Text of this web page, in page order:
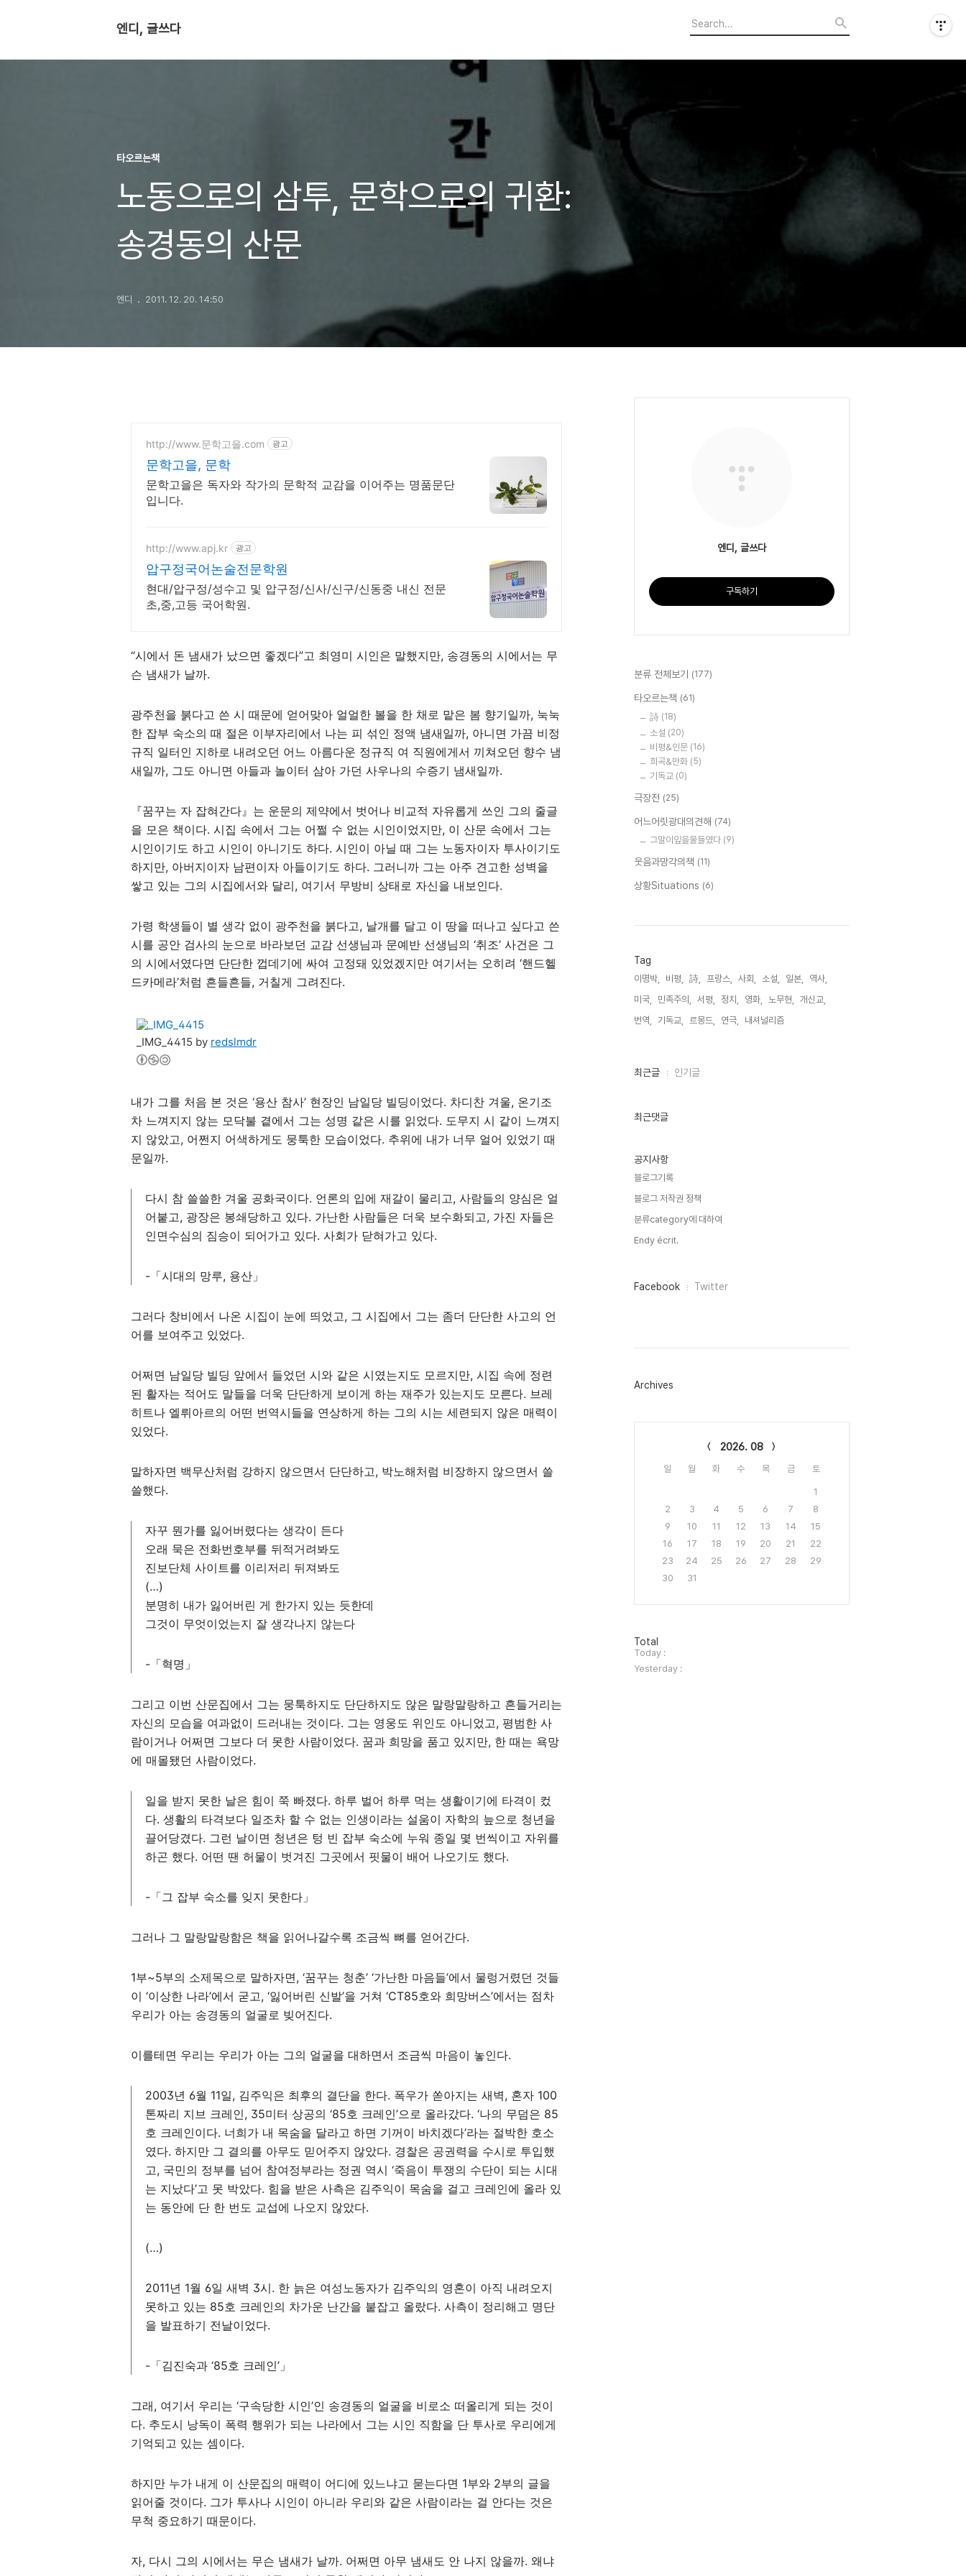
엔디, 글쓰다
타오르는책
노동으로의 삼투, 문학으로의 귀환:
송경동의 산문
엔디 2011. 12. 20. 14:50
http://www.문학고을.com 광고
문학고을, 문학
문학고을은 독자와 작가의 문학적 교감을 이어주는 명품문단
입니다.
http://www.apj.kr 광고
압구정국어논술전문학원
현대/압구정/성수고 및 압구정/신사/신구/신동중 내신 전문
초,중,고등 국어학원.
“시에서 돈 냄새가 났으면 좋겠다”고 최영미 시인은 말했지만, 송경동의 시에서는 무
슨 냄새가 날까.
광주천을 붉다고 쓴 시 때문에 얻어맞아 얼얼한 볼을 한 채로 맡은 봄 향기일까, 눅눅
한 잡부 숙소의 때 절은 이부자리에서 나는 피 섞인 정액 냄새일까, 아니면 가끔 비정
규직 일터인 지하로 내려오던 어느 아름다운 정규직 여 직원에게서 끼쳐오던 향수 냄
새일까, 그도 아니면 아들과 놀이터 삼아 가던 사우나의 수증기 냄새일까.
『꿈꾸는 자 잡혀간다』는 운문의 제약에서 벗어나 비교적 자유롭게 쓰인 그의 줄글
을 모은 책이다. 시집 속에서 그는 어쩔 수 없는 시인이었지만, 이 산문 속에서 그는
시인이기도 하고 시인이 아니기도 하다. 시인이 아닐 때 그는 노동자이자 투사이기도
하지만, 아버지이자 남편이자 아들이기도 하다. 그러니까 그는 아주 견고한 성벽을
쌓고 있는 그의 시집에서와 달리, 여기서 무방비 상태로 자신을 내보인다.
가령 학생들이 별 생각 없이 광주천을 붉다고, 날개를 달고 이 땅을 떠나고 싶다고 쓴
시를 공안 검사의 눈으로 바라보던 교감 선생님과 문예반 선생님의 ‘취조’ 사건은 그
의 시에서였다면 단단한 껍데기에 싸여 고정돼 있었겠지만 여기서는 오히려 ‘핸드헬
드카메라’처럼 흔들흔들, 거칠게 그려진다.
_IMG_4415 by redslmdr
내가 그를 처음 본 것은 ‘용산 참사’ 현장인 남일당 빌딩이었다. 차디찬 겨울, 온기조
차 느껴지지 않는 모닥불 곁에서 그는 성명 같은 시를 읽었다. 도무지 시 같이 느껴지
지 않았고, 어쩐지 어색하게도 뭉툭한 모습이었다. 추위에 내가 너무 얼어 있었기 때
문일까.
다시 참 쓸쓸한 겨울 공화국이다. 언론의 입에 재갈이 물리고, 사람들의 양심은 얼
어붙고, 광장은 봉쇄당하고 있다. 가난한 사람들은 더욱 보수화되고, 가진 자들은
인면수심의 짐승이 되어가고 있다. 사회가 닫혀가고 있다.
-「시대의 망루, 용산」
그러다 창비에서 나온 시집이 눈에 띄었고, 그 시집에서 그는 좀더 단단한 사고의 언
어를 보여주고 있었다.
어쩌면 남일당 빌딩 앞에서 들었던 시와 같은 시였는지도 모르지만, 시집 속에 정련
된 활자는 적어도 말들을 더욱 단단하게 보이게 하는 재주가 있는지도 모른다. 브레
히트나 엘뤼아르의 어떤 번역시들을 연상하게 하는 그의 시는 세련되지 않은 매력이
있었다.
말하자면 백무산처럼 강하지 않으면서 단단하고, 박노해처럼 비장하지 않으면서 쓸
쓸했다.
자꾸 뭔가를 잃어버렸다는 생각이 든다
오래 묵은 전화번호부를 뒤적거려봐도
진보단체 사이트를 이리저리 뒤져봐도
(…)
분명히 내가 잃어버린 게 한가지 있는 듯한데
그것이 무엇이었는지 잘 생각나지 않는다
-「혁명」
그리고 이번 산문집에서 그는 뭉툭하지도 단단하지도 않은 말랑말랑하고 흔들거리는
자신의 모습을 여과없이 드러내는 것이다. 그는 영웅도 위인도 아니었고, 평범한 사
람이거나 어쩌면 그보다 더 못한 사람이었다. 꿈과 희망을 품고 있지만, 한 때는 욕망
에 매몰됐던 사람이었다.
일을 받지 못한 날은 힘이 쭉 빠졌다. 하루 벌어 하루 먹는 생활이기에 타격이 컸
다. 생활의 타격보다 일조차 할 수 없는 인생이라는 설움이 자학의 늪으로 청년을
끌어당겼다. 그런 날이면 청년은 텅 빈 잡부 숙소에 누워 종일 몇 번씩이고 자위를
하곤 했다. 어떤 땐 허물이 벗겨진 그곳에서 핏물이 배어 나오기도 했다.
-「그 잡부 숙소를 잊지 못한다」
그러나 그 말랑말랑함은 책을 읽어나갈수록 조금씩 뼈를 얻어간다.
1부~5부의 소제목으로 말하자면, ‘꿈꾸는 청춘’ ‘가난한 마음들’에서 물렁거렸던 것들
이 ‘이상한 나라’에서 굳고, ‘잃어버린 신발’을 거쳐 ‘CT85호와 희망버스’에서는 점차
우리가 아는 송경동의 얼굴로 빚어진다.
이를테면 우리는 우리가 아는 그의 얼굴을 대하면서 조금씩 마음이 놓인다.
2003년 6월 11일, 김주익은 최후의 결단을 한다. 폭우가 쏟아지는 새벽, 혼자 100
톤짜리 지브 크레인, 35미터 상공의 ‘85호 크레인’으로 올라갔다. ‘나의 무덤은 85
호 크레인이다. 너희가 내 목숨을 달라고 하면 기꺼이 바치겠다’라는 절박한 호소
였다. 하지만 그 결의를 아무도 믿어주지 않았다. 경찰은 공권력을 수시로 투입했
고, 국민의 정부를 넘어 참여정부라는 정권 역시 ‘죽음이 투쟁의 수단이 되는 시대
는 지났다’고 못 박았다. 힘을 받은 사측은 김주익이 목숨을 걸고 크레인에 올라 있
는 동안에 단 한 번도 교섭에 나오지 않았다.
(…)
2011년 1월 6일 새벽 3시. 한 늙은 여성노동자가 김주익의 영혼이 아직 내려오지
못하고 있는 85호 크레인의 차가운 난간을 붙잡고 올랐다. 사측이 정리해고 명단
을 발표하기 전날이었다.
-「김진숙과 ‘85호 크레인’」
그래, 여기서 우리는 ‘구속당한 시인’인 송경동의 얼굴을 비로소 떠올리게 되는 것이
다. 추도시 낭독이 폭력 행위가 되는 나라에서 그는 시인 직함을 단 투사로 우리에게
기억되고 있는 셈이다.
하지만 누가 내게 이 산문집의 매력이 어디에 있느냐고 묻는다면 1부와 2부의 글을
읽어줄 것이다. 그가 투사나 시인이 아니라 우리와 같은 사람이라는 걸 안다는 것은
무척 중요하기 때문이다.
자, 다시 그의 시에서는 무슨 냄새가 날까. 어쩌면 아무 냄새도 안 나지 않을까. 왜냐
엔디, 글쓰다
구독하기
분류 전체보기 (177)
타오르는책 (61)
詩 (18)
소설 (20)
비평&인문 (16)
희곡&만화 (5)
기독교 (0)
극장전 (25)
어느어릿광대의견해 (74)
그말이잎을물들였다 (9)
웃음과망각의책 (11)
상황Situations (6)
Tag
이명박, 비평, 詩, 프랑스, 사회, 소설, 일본,
역사,
미국,
민족주의, 서평, 정치, 영화, 노무현,
개신교,
번역,
기독교, 르몽드, 연극, 내셔널리즘,
최
인
최근글 인기글
최근댓글
공지사항
블로그기록
블로그 저작권 정책
분류category에 대하여
Endy écrit.
페
그
Facebook Twitter
Archives
2026. 08
일 월 화 수 목 금 토
1
2
3 4 5 6 7
8
9
10 11 12 13 14
15
16
17 18 19 20 21
22
23
24 25 26 27 28
29
30
31
방
문
자
수
Total
Today :
Yesterday :